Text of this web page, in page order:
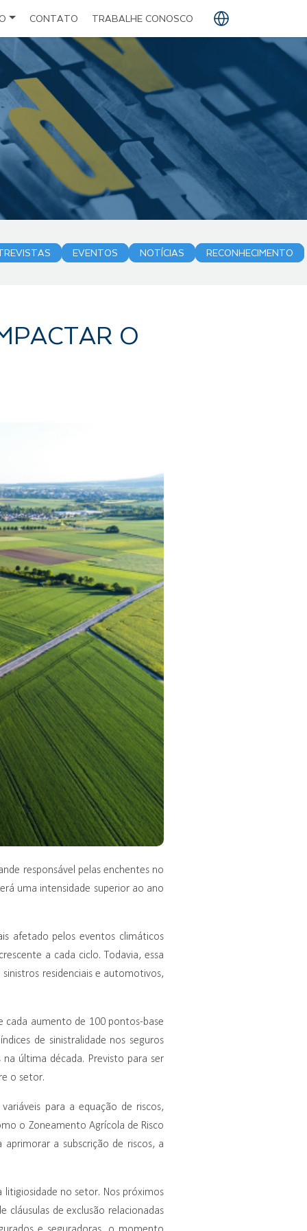
CONTATO
TRABALHE CONOSCO
PT
ES
EVENTOS NOTÍCIAS RECONHECIMENTO
O
responsável pelas enchentes no
uma intensidade superior ao ano
afetado pelos eventos climáticos
a cada ciclo. Todavia, essa
residenciais e automotivos,
cada aumento de 100 pontos-base
de sinistralidade nos seguros
última década. Previsto para ser
o setor.
para a equação de riscos,
o Zoneamento Agrícola de Risco
aprimorar a subscrição de riscos, a
no setor. Nos próximos
cláusulas de exclusão relacionadas